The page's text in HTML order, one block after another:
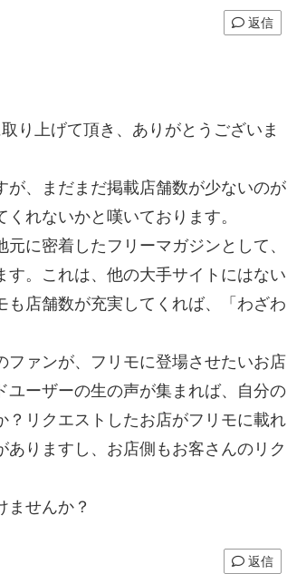
返信
り上げて頂き、ありがとうございま
、まだまだ掲載店舗数が少ないのが
れないかと嘆いております。
に密着したフリーマガジンとして、
。これは、他の大手サイトにはない
店舗数が充実してくれば、「わざわ
ァンが、フリモに登場させたいお店
ーザーの生の声が集まれば、自分の
リクエストしたお店がフリモに載れ
りますし、お店側もお客さんのリク
ませんか？
返信